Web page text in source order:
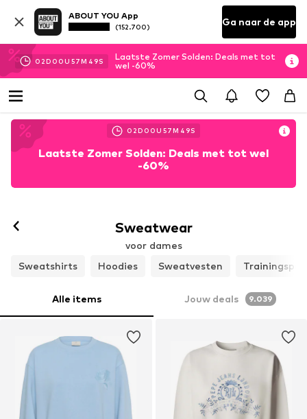
ABOUT YOU App
(152.700) Ga naar de app
02D 00U 57M 47S
Laatste Zomer Solden: Deals met tot
wel -60%
02D 00U 57M 47S
Laatste Zomer Solden: Deals met tot wel
-60%
Sweatwear
voor dames
Sweatshirts
Hoodies Sweatvesten
Alle items Jouw deals 9.039